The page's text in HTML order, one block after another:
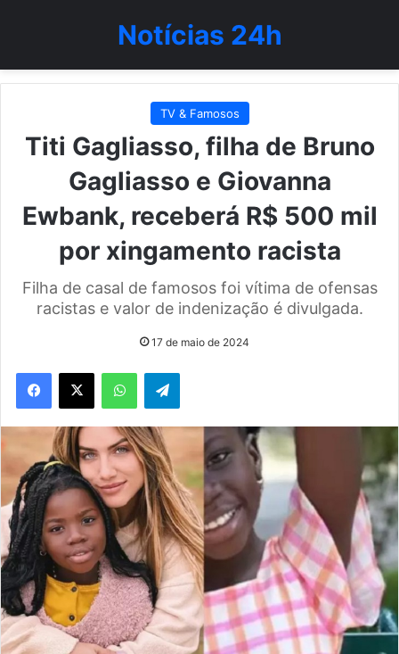
Notícias 24h
TV & Famosos
Titi Gagliasso, filha de Bruno
Gagliasso e Giovanna
Ewbank, receberá R$ 500 mil
por xingamento racista
Filha de casal de famosos foi vítima de ofensas
racistas e valor de indenização é divulgada.
17 de maio de 2024
WhatsAppTelegram